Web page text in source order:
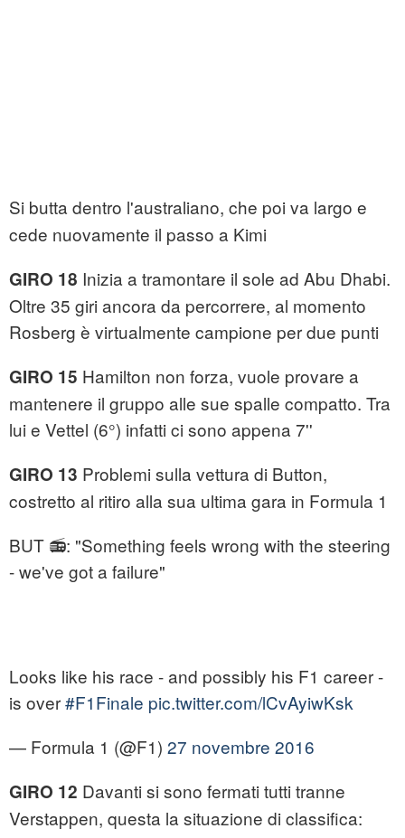
Si butta dentro l'australiano, che poi va largo e
cede nuovamente il passo a Kimi
GIRO 18 Inizia a tramontare il sole ad Abu Dhabi.
Oltre 35 giri ancora da percorrere, al momento
Rosberg è virtualmente campione per due punti
GIRO 15 Hamilton non forza, vuole provare a
mantenere il gruppo alle sue spalle compatto. Tra
lui e Vettel (6°) infatti ci sono appena 7''
GIRO 13 Problemi sulla vettura di Button,
costretto al ritiro alla sua ultima gara in Formula 1
BUT 📻: "Something feels wrong with the steering
- we've got a failure"
Looks like his race - and possibly his F1 career -
is over#F1Finale pic.twitter.com/lCvAyiwKsk
— Formula 1 (@F1) 27 novembre 2016
GIRO 12 Davanti si sono fermati tutti tranne
Verstappen, questa la situazione di classifica: